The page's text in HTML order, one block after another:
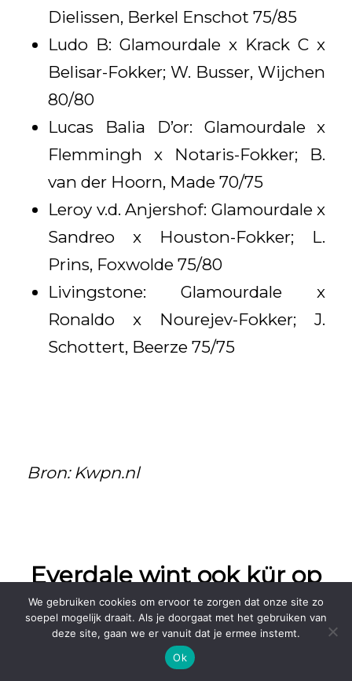
Dielissen, Berkel Enschot 75/85
Ludo B: Glamourdale x Krack C x
Belisar-Fokker; W. Busser, Wijchen
80/80
Lucas Balia D’or: Glamourdale x
Flemmingh x Notaris-Fokker; B.
van der Hoorn, Made 70/75
Leroy v.d. Anjershof: Glamourdale x
Sandreo x Houston-Fokker; L.
Prins, Foxwolde 75/80
Livingstone: Glamourdale x
Ronaldo x Nourejev-Fokker; J.
Schottert, Beerze 75/75
Bron: Kwpn.nl
Everdale wint ook kür op
muziek in Lier (BEL)
3 maart 2019
We gebruiken cookies om ervoor te zorgen dat onze site zo
soepel mogelijk draait. Als je doorgaat met het gebruiken van
deze site, gaan we er vanuit dat je ermee instemt.
Ok